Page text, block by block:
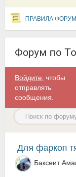
ПРАВИЛА
Форум по
Войдите , чтобы
отправлять
сообщения.
Для фаркоп
Баксеит